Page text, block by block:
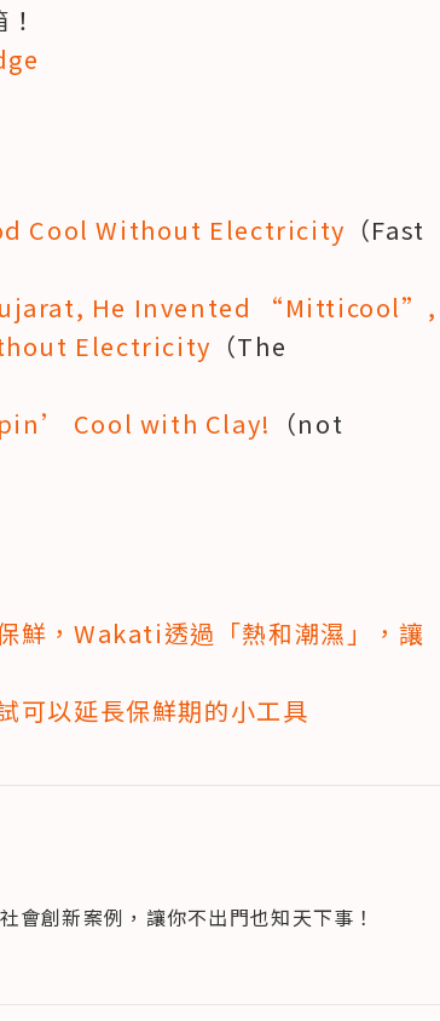
Cool Without Electricity （Fast
He Invented “Mitticool”,
Electricity （The
Cool with Clay!
（not
鮮，Wakati透過「熱和潮濕」，讓
可以延長保鮮期的小工具
會創新案例，讓你不出門也知天下事！